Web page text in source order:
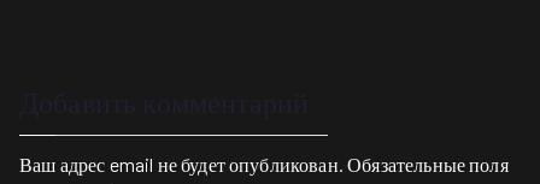
Добавить комментарий
Ваш адрес email не будет опубликован. Обязательные поля